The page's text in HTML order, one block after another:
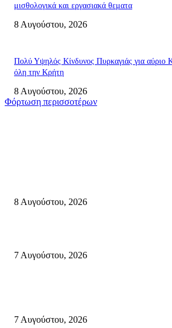
μισθολογικά και εργασιακά θεματα
8 Αυγούστου, 2026
Πολύ Υψηλός Κίνδυνος Πυρκαγιάς για αύριο
όλη την Κρήτη
8 Αυγούστου, 2026
Φόρτωση περισσοτέρων
8 Αυγούστου, 2026
7 Αυγούστου, 2026
7 Αυγούστου, 2026